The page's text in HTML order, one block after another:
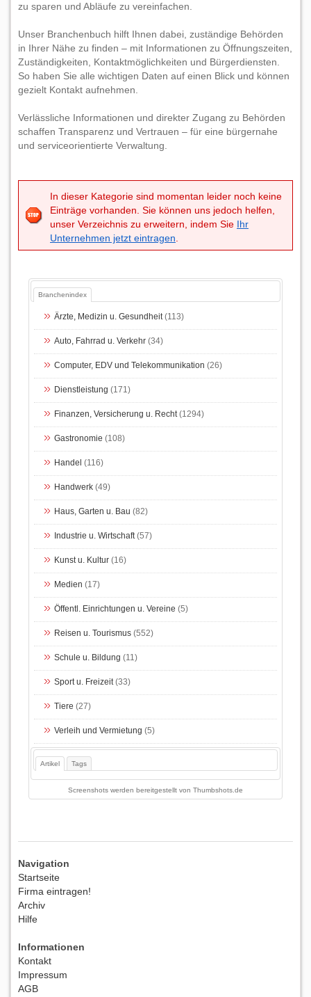
zu sparen und Abläufe zu vereinfachen.
Unser Branchenbuch hilft Ihnen dabei, zuständige Behörden
in Ihrer Nähe zu finden – mit Informationen zu Öffnungszeiten,
Zuständigkeiten, Kontaktmöglichkeiten und Bürgerdiensten.
So haben Sie alle wichtigen Daten auf einen Blick und können
gezielt Kontakt aufnehmen.
Verlässliche Informationen und direkter Zugang zu Behörden
schaffen Transparenz und Vertrauen – für eine bürgernahe
und serviceorientierte Verwaltung.
In dieser Kategorie sind momentan leider noch keine
Einträge vorhanden. Sie können uns jedoch helfen,
unser Verzeichnis zu erweitern, indem Sie Ihr
Unternehmen jetzt eintragen
Branchenindex
Ärzte, Medizin u. Gesundheit(113)
Auto, Fahrrad u. Verkehr (34)
Computer, EDV und Telekommunikation (26)
Dienstleistung (171)
Finanzen, Versicherung u. Recht(1294)
Gastronomie (108)
Handel (116)
Handwerk (49)
Haus, Garten u. Bau (82)
Industrie u. Wirtschaft(57)
Kunst u. Kultur (16)
Medien (17)
Öffentl. Einrichtungen u. Vereine (5)
Reisen u. Tourismus (552)
Schule u. Bildung (11)
Sport u. Freizeit(33)
Tiere (27)
Verleih und Vermietung (5)
Artikel Tags
Screenshots werden bereitgestellt von Thumbshots.de
Navigation
Startseite
Firma eintragen!
Archiv
Hilfe
Informationen
Kontakt
Impressum
AGB